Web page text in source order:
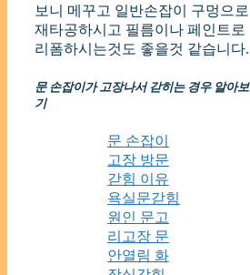
보니 메꾸고 일반손잡이 구멍으로
재타공하시고 필름이나 페인트로
리폼하시는것도 좋을것 같습니다.
문 손잡이가 고장나서 갇히는 경우 알아보
기
문 손잡이
고장 방문
갇힘 이유
욕실문갇힘
원인 문고
리고장 문
안열림 화